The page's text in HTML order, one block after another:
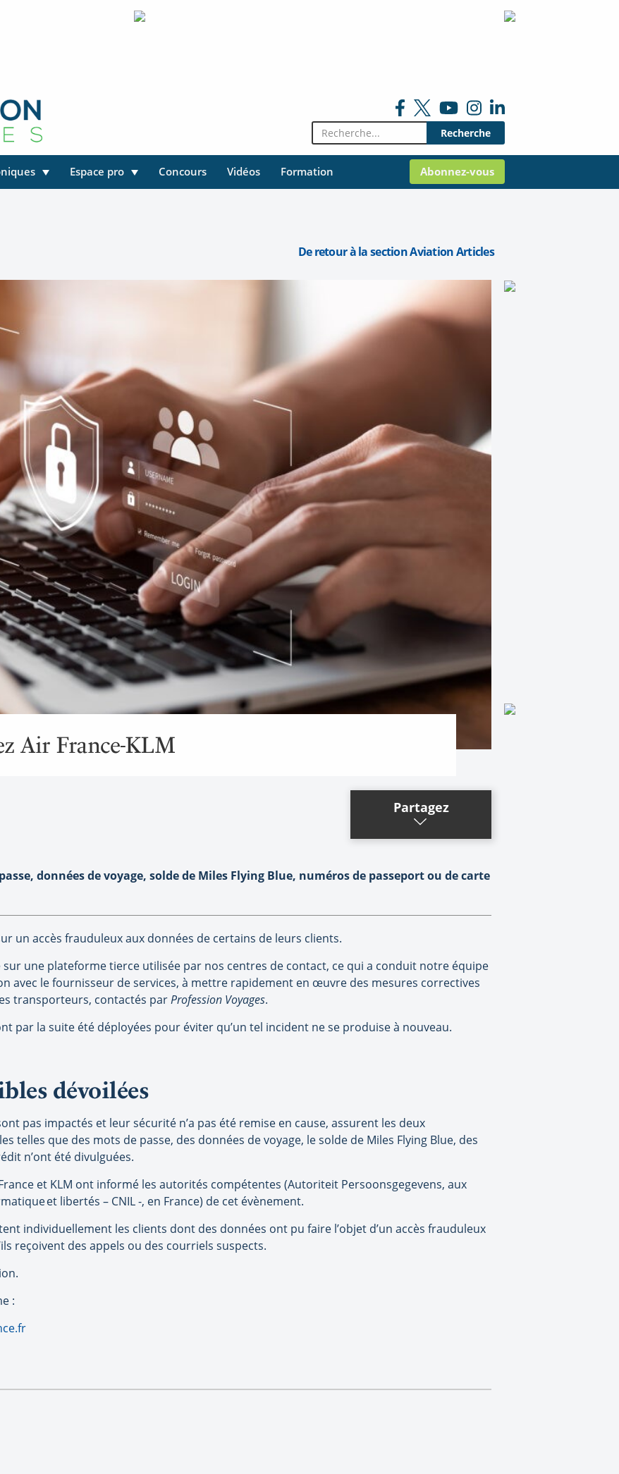
Rechercher:
Espace pro Concours Vidéos Formation Abonnez-vous
De retour à la section Aviation Articles
Air France-KLM
Partagez
données de voyage, solde de Miles Flying Blue, numéros de passeport ou de carte
un accès frauduleux aux données de certains de leurs clients.
une plateforme tierce utilisée par nos centres de contact, ce qui a conduit notre équipe
avec le fournisseur de services, à mettre rapidement en œuvre des mesures correctives
transporteurs, contactés parProfession Voyages.
par la suite été déployées pour éviter qu’un tel incident ne se produise à nouveau.
dévoilées
pas impactés et leur sécurité n’a pas été remise en cause, assurent les deux
telles que des mots de passe, des données de voyage, le solde de Miles Flying Blue, des
n’ont été divulguées.
et KLM ont informé les autorités compétentes (Autoriteit Persoonsgegevens, aux
et libertés – CNIL -, en France) de cet évènement.
individuellement les clients dont des données ont pu faire l’objet d’un accès frauduleux
reçoivent des appels ou des courriels suspects.
: